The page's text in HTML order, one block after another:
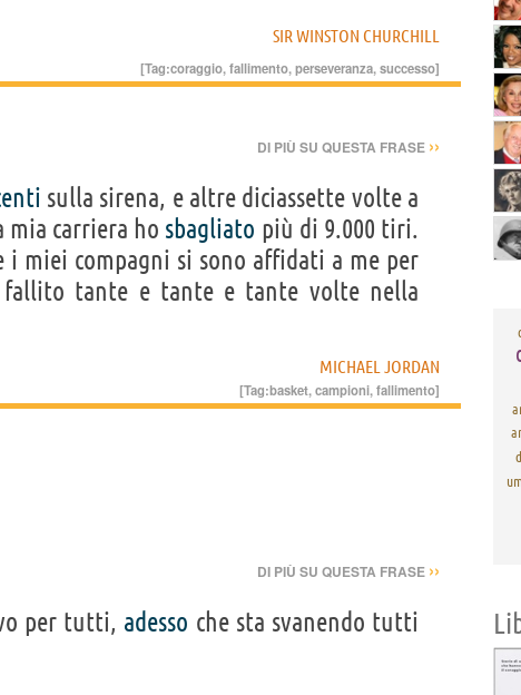
SIR WINSTON CHURCHILL
[Tag:coraggio,fallimento,perseveranza,successo]
DI PIÙ SU QUESTA FRASE ››
sulla sirena, e altre diciassette volte a
mia carriera ho sbagliato più di 9.000 tiri.
i miei compagni si sono affidati a me per
tante e tante e tante volte nella
MICHAEL JORDAN
[Tag:basket,campioni,fallimento]
DI PIÙ SU QUESTA FRASE ››
per tutti, adesso che sta svanendo tutti